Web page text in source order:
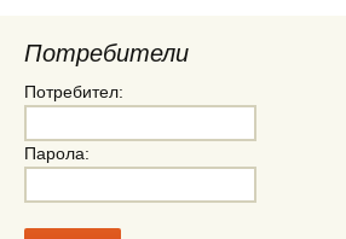
Потребители
Потребител:
Парола: